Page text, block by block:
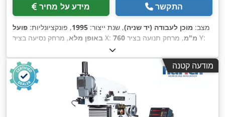
מידע על מחיר התקשר
מצב: מוכן לעבודה (יד שניה), שנת ייצור: 1995, פונקציונליות: פועל
באופן מלא , מרחק נסיעה בציר X: 760 מ"מ , מרחק תנועה בציר Y:
מהירות סיבוב (מקסימלית):4,200 סל"ד , מהירות סיבובית (דק'):60
סל"ד, משקל כולל:
מהירות סיבוב משתנה ללא
הגבלה,
מודעה קטנה